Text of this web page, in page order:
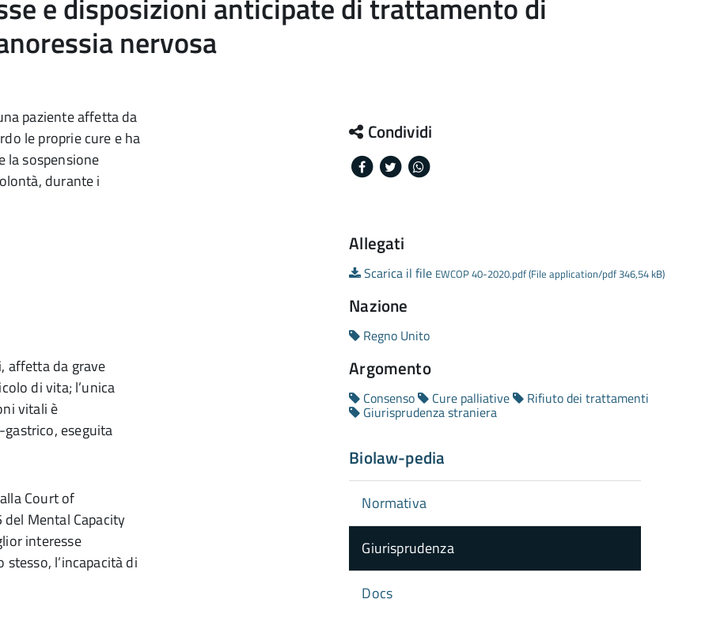
nervosa
paziente affetta da
le proprie cure e ha
la sospensione
durante i
affetta da grave
di vita; l’unica
vitali è
eseguita
Court of
Mental Capacity
interesse
l’incapacità di
Condividi
Facebook
Twitter
Allegati
Scarica il file EWCOP 40-2020.pdf (File application/pdf 346,54 kB)
Nazione
Regno Unito
Argomento
Consenso Cure palliative Rifiuto dei trattamenti
Giurisprudenza straniera
Biolaw-pedia
Normativa
Giurisprudenza
Docs